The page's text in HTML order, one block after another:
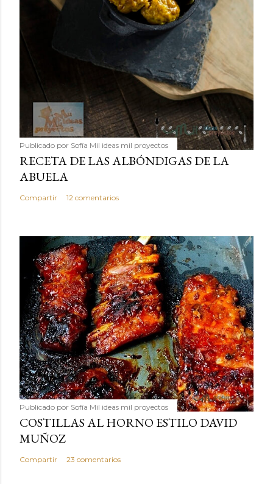
Publicado por Sofía Mil ideas mil proyectos
RECETA DE LAS ALBÓNDIGAS DE LA
ABUELA
Compartir 12 comentarios
Publicado por Sofía Mil ideas mil proyectos
COSTILLAS AL HORNO ESTILO DAVID
MUÑOZ
Compartir 23 comentarios